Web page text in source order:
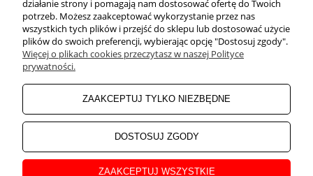
ZAKUPY
MOJE KONTO
INFORMACJE
działanie strony i pomagają nam dostosować ofertę do Twoich
potrzeb. Możesz zaakceptować wykorzystanie przez nas
wszystkich tych plików i przejść do sklepu lub dostosować użycie
plików do swoich preferencji, wybierając opcję "Dostosuj zgody".
Więcej o plikach cookies przeczytasz w naszej Polityce
prywatności.
ZAAKCEPTUJ TYLKO NIEZBĘDNE
DOSTOSUJ ZGODY
ZAAKCEPTUJ WSZYSTKIE